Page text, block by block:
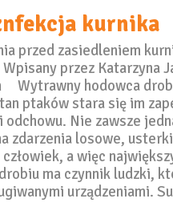
kurnika
przed zasiedleniem
przez Katarzyna
Wytrawny hodowca
ptaków stara się im
odchowu. Nie zawsze
zdarzenia losowe,
a więc
ma czynnik ludzki,
urządzeniami.